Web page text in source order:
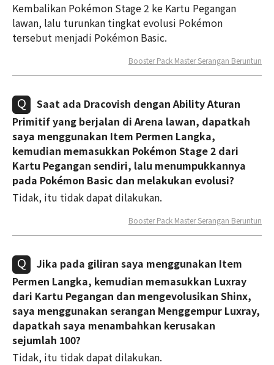
Kembalikan Pokémon Stage 2 ke Kartu Pegangan
lawan, lalu turunkan tingkat evolusi Pokémon
tersebut menjadi Pokémon Basic.
Booster Pack Master Serangan Beruntun
Saat ada Dracovish dengan Ability Aturan
Primitif yang berjalan di Arena lawan, dapatkah
saya menggunakan Item Permen Langka,
kemudian memasukkan Pokémon Stage 2 dari
Kartu Pegangan sendiri, lalu menumpukkannya
pada Pokémon Basic dan melakukan evolusi?
Tidak, itu tidak dapat dilakukan.
Booster Pack Master Serangan Beruntun
Jika pada giliran saya menggunakan Item
Permen Langka, kemudian memasukkan Luxray
dari Kartu Pegangan dan mengevolusikan Shinx,
saya menggunakan serangan Menggempur Luxray,
dapatkah saya menambahkan kerusakan
sejumlah 100?
Tidak, itu tidak dapat dilakukan.